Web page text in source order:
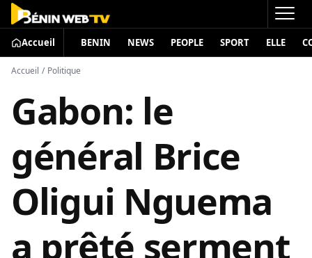
Accueil BENIN NEWS PEOPLE SPORT ELLE
Accueil / Politique
Gabon: le
général Brice
Oligui Nguema
a prêté serment